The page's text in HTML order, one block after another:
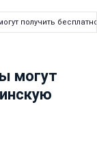
получить
могут